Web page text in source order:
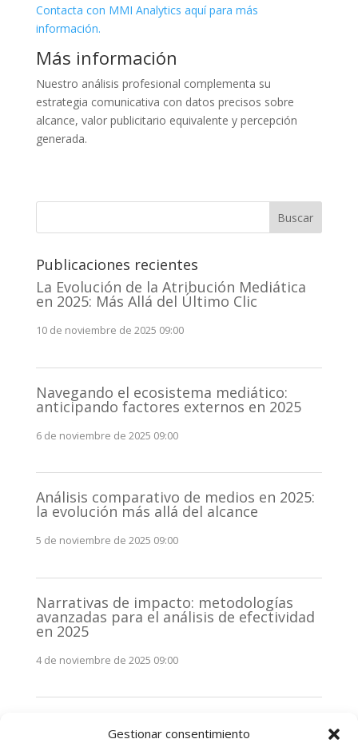
Gestionar consentimiento
Contacta con MMI Analytics aquí para más
información.
Más información
Nuestro análisis profesional complementa su
estrategia comunicativa con datos precisos sobre
alcance, valor publicitario equivalente y percepción
generada.
Buscar
Publicaciones recientes
La Evolución de la Atribución Mediática
en 2025: Más Allá del Último Clic
10 de noviembre de 2025 09:00
Navegando el ecosistema mediático:
anticipando factores externos en 2025
6 de noviembre de 2025 09:00
Análisis comparativo de medios en 2025:
la evolución más allá del alcance
5 de noviembre de 2025 09:00
Narrativas de impacto: metodologías
avanzadas para el análisis de efectividad
en 2025
4 de noviembre de 2025 09:00
stakeholders en 2025: La clave de la